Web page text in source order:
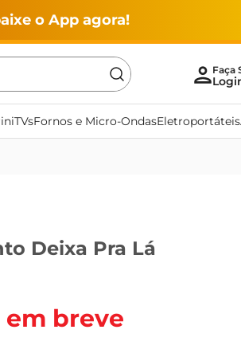
o App agora!
TVsFornos e Micro-OndasEletroportáteis
Deixa Pra Lá
breve